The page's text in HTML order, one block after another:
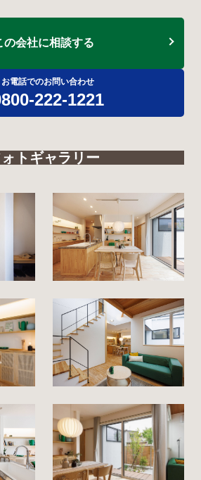
の会社に相談する
お電話でのお問い合わせ
222-1221
トギャラリー